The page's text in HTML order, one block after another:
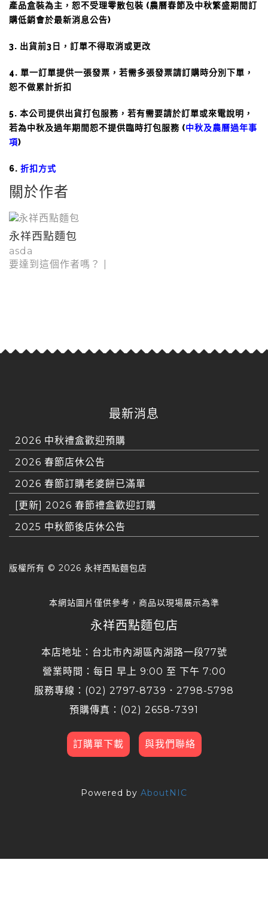
產品盒裝為主，恕不受理零散包裝 (農曆春節及中秋繁盛期間訂
購低銷會於最新消息公告)
3. 出貨前3日，訂單不得取消或更改
4. 單一訂單提供一張發票，若需多張發票請訂購時分別下單，
恕不做累計折扣
5. 本公司提供出貨打包服務，若有需要請於訂單或來電說明，
若為中秋及過年期間恕不提供臨時打包服務 (中秋及農曆過年事
項)
6. 折扣方式
關於作者
永祥西點麵包
asda
要達到這個作者嗎？
最新消息
2026 中秋禮盒歡迎預購
2026 春節店休公告
2026 春節訂購老婆餅已滿單
[更新] 2026 春節禮盒歡迎訂購
2025 中秋節後店休公告
版權所有 © 2026 永祥西點麵包店
本網站圖片僅供參考，商品以現場展示為準
永祥西點麵包店
本店地址：台北市內湖區內湖路一段77號
營業時間：每日 早上 9:00 至 下午 7:00
服務專線：(02) 2797-8739．2798-5798
預購傳真：(02) 2658-7391
訂購單下載 與我們聯絡
Powered by AboutNIC